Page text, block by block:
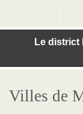
Le district
Villes de